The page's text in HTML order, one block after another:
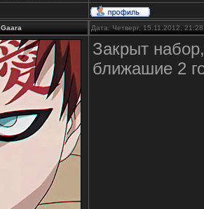
Gaara Дата: Четверг, 15.11.2012,
Закрыт
ближашие 2